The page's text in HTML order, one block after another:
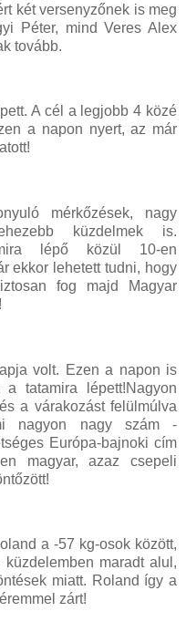
két versenyzőnek is meg
Péter, mind Veres Alex
tovább.
A cél a legjobb 4 közé
a napon nyert, az már
mérkőzések, nagy
küzdelmek is.
lépő közül 10-en
ekkor lehetett tudni, hogy
fog majd Magyar
volt. Ezen a napon is
tatamira lépett!Nagyon
a várakozást felülmúlva
nagyon nagy szám -
Európa-bajnoki cím
magyar, azaz csepeli
a -57 kg-osok között,
maradt alul,
miatt. Roland így a
zárt!